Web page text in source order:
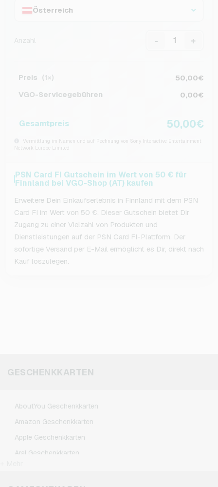
Österreich
Anzahl - +
Preis (1×)
50,00€
VGO-Servicegebühren
0,00€
Gesamtpreis 50,00€
Vermittlung im Namen und auf Rechnung von Sony Interactive Entertainment
Network Europe Limited
PSN Card FI Gutschein im Wert von 50 € für
Finnland bei VGO-Shop (AT) kaufen
Erweitere Dein Einkaufserlebnis in Finnland mit dem PSN
Card FI im Wert von 50 €. Dieser Gutschein bietet Dir
Zugang zu einer Vielzahl von Produkten und
Dienstleistungen auf der PSN Card FI-Plattform. Der
sofortige Versand per E-Mail ermöglicht es Dir, direkt nach
Kauf loszulegen.
GESCHENKKARTEN
AboutYou Geschenkkarten
Amazon Geschenkkarten
Apple Geschenkkarten
Aral Geschenkkarten
BestChoice Premium Geschenkkarten